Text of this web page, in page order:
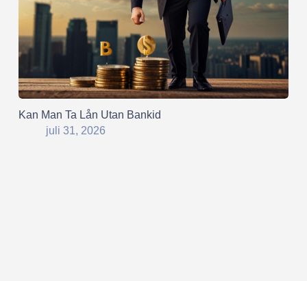
Kan Man Ta Lån Utan Bankid
juli 31, 2026